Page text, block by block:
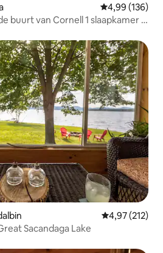
Gemiddelde
4,99 (136)
buurt van Cornell 1 slaapkamer 1
Gemiddelde
4,97 (212)
Sacandaga Lake